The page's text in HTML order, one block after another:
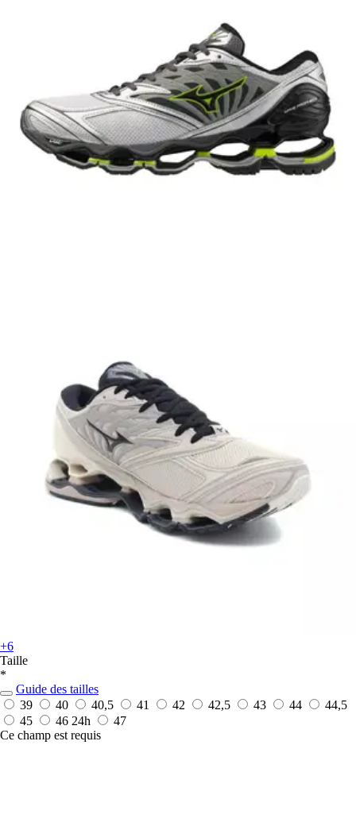
+6
Taille
*
Guide des tailles
39
40 40,5 41 42 42,5 43 44
44,5
45
46 24h
47
Ce champ est requis